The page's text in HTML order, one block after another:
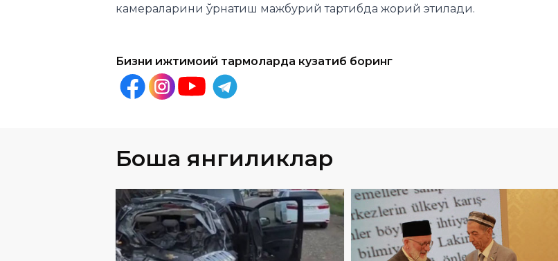
камераларини ўрнатиш мажбурий тартибда жорий этилади.
Бизни ижтимоий тармоқларда кузатиб боринг
Бошқа янгиликлар